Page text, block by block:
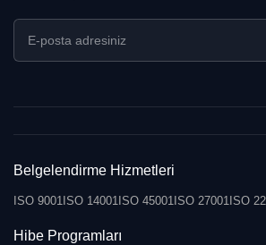
Belgelendirme Hizmetleri
ISO 9001 ISO 14001 ISO 45001 ISO 27001 ISO
Hibe Programları